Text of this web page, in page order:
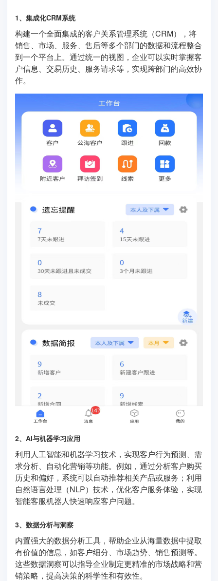
1、集成化CRM系统
构建一个全面集成的客户关系管理系统（CRM），将
销售、市场、服务、售后等多个部门的数据和流程整合
到一个平台上。通过统一的视图，企业可以实时掌握客
户信息、交易历史、服务请求等，实现跨部门的高效协
作。
2、AI与机器学习应用
利用人工智能和机器学习技术，实现客户行为预测、需
求分析、自动化营销等功能。例如，通过分析客户购买
历史和偏好，系统可以自动推荐相关产品或服务；利用
自然语言处理（NLP）技术，优化客户服务体验，实现
智能客服机器人快速响应客户问题。
3、数据分析与洞察
内置强大的数据分析工具，帮助企业从海量数据中提取
有价值的信息，如客户细分、市场趋势、销售预测等。
这些数据洞察可以指导企业制定更精准的市场战略和营
销策略，提高决策的科学性和有效性。